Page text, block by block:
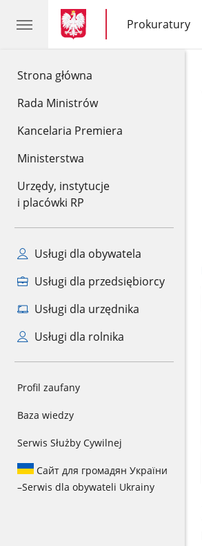
Strona główna
Rada Ministrów
Kancelaria Premiera
Ministerstwa
Urzędy, instytucje
i placówki RP
Usługi dla obywatela
Usługi dla przedsiębiorcy
Usługi dla urzędnika
Usługi dla rolnika
Profil zaufany
Baza wiedzy
Serwis Służby Cywilnej
Сайт для громадян України
–Serwis dla obywateli Ukrainy
gov.pl
gov.pl
Prokuratury
gov.pl
Prokuratury